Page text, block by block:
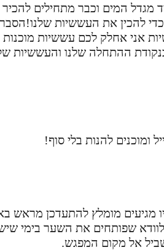
מגדל המים וכבר מתחילים להכיר
להכין את העששיות
אני אחלק לכם עששיות
בנקודת ההתחלה שלנו
להנות בלי סוף!
מגיעים מומלץ להתעדכן
שפותחים את השער בימי
אל מקום המפגש.